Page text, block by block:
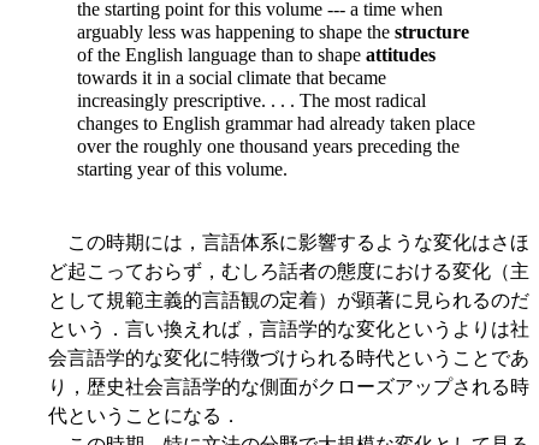
the starting point for this volume --- a time when
arguably less was happening to shape the structure
of the English language than to shape attitudes
towards it in a social climate that became
increasingly prescriptive. . . . The most radical
changes to English grammar had already taken place
over the roughly one thousand years preceding the
starting year of this volume.
この時期には，言語体系に影響するような変化はさほ
ど起こっておらず，むしろ話者の態度における変化（主
として規範主義的言語観の定着）が顕著に見られるのだ
という．言い換えれば，言語学的な変化というよりは社
会言語学的な変化に特徴づけられる時代ということであ
り，歴史社会言語学的な側面がクローズアップされる時
代ということになる．